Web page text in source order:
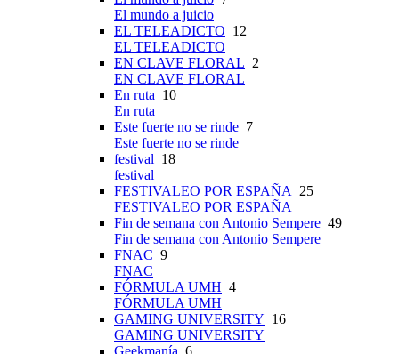
El mundo a juicio
EL TELEADICTO 12
EL TELEADICTO
EN CLAVE FLORAL 2
EN CLAVE FLORAL
En ruta 10
En ruta
Este fuerte no se rinde 7
Este fuerte no se rinde
festival 18
festival
FESTIVALEO POR ESPAÑA 25
FESTIVALEO POR ESPAÑA
Fin de semana con Antonio Sempere 49
Fin de semana con Antonio Sempere
FNAC 9
FNAC
FÓRMULA UMH 4
FÓRMULA UMH
GAMING UNIVERSITY 16
GAMING UNIVERSITY